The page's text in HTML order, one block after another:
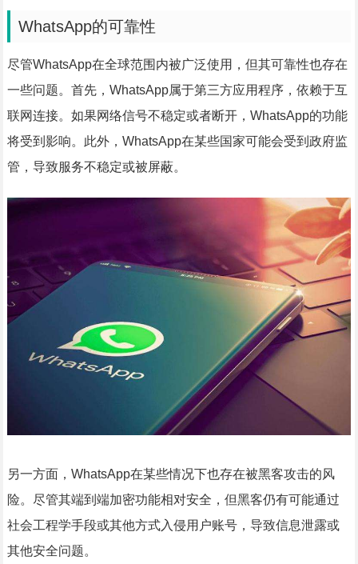
WhatsApp的可靠性
尽管WhatsApp在全球范围内被广泛使用，但其可靠性也存在
一些问题。首先，WhatsApp属于第三方应用程序，依赖于互
联网连接。如果网络信号不稳定或者断开，WhatsApp的功能
将受到影响。此外，WhatsApp在某些国家可能会受到政府监
管，导致服务不稳定或被屏蔽。
另一方面，WhatsApp在某些情况下也存在被黑客攻击的风
险。尽管其端到端加密功能相对安全，但黑客仍有可能通过
社会工程学手段或其他方式入侵用户账号，导致信息泄露或
其他安全问题。